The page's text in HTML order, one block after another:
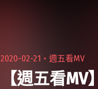
2020-02-21・週五看MV
【週五看